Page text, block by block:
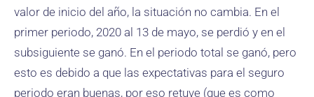
valor de inicio del año, la situación no cambia. En el
primer periodo, 2020 al 13 de mayo, se perdió y en el
subsiguiente se ganó. En el periodo total se ganó, pero
esto es debido a que las expectativas para el seguro
periodo eran buenas, por eso retuve (que es como